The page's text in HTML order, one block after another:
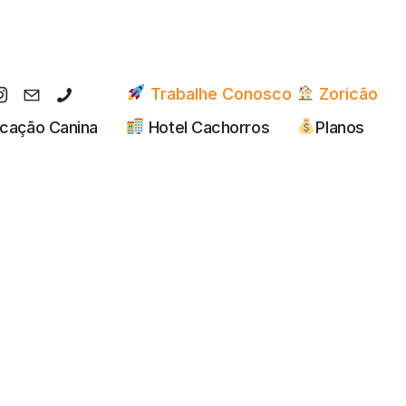
Trabalhe Conosco
Zoricão
Canina Hotel Cachorros Planos